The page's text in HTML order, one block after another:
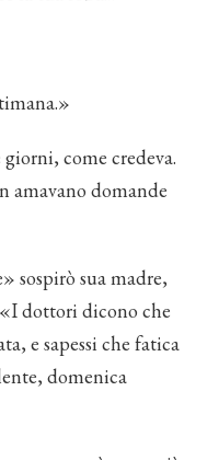
come credeva.
amavano domande
sospirò sua madre,
dottori dicono che
e sapessi che fatica
domenica